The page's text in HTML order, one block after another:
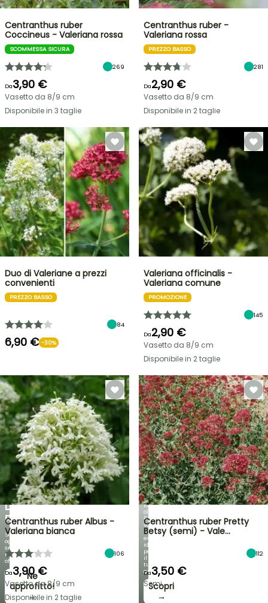
VENDITA
FLASH
FINO
AL
30%
DI
SCONTO
SU
UNA
SELEZIONE
DI
PIANTE!
Scopri
ogni
settimana
nuove
offerte
Ne
approfitto!
→
BULBI
PRIMAVERILI
NOVITÀ:
IRIS
GERMANICA
Ecco
oltre
60
varietà
in
esclusiva,
ideali
per
il
tuo
giardino!
Scopri
→
Centranthus ruber
Coccineus - Valeriana rossa
SCOMMESSA SICURA
269
Da3,90 €
Vasetto da 8/9 cm
Disponibile in 3 taglie
Centranthus ruber -
Valeriana rossa
PREZZO BASSO
281
Da2,90 €
Vasetto da 8/9 cm
Disponibile in 2 taglie
Duo di Valeriane a prezzi
convenienti
PREZZO BASSO
84
6,90 € -30%
Valeriana officinalis -
Valeriana comune
PROMOZIONE
145
Da2,90 €
Vasetto da 8/9 cm
Disponibile in 2 taglie
Centranthus ruber Albus -
Valeriana bianca
106
Da3,90 €
Vasetto da 8/9 cm
Disponibile in 2 taglie
Centranthus ruber Pretty
Betsy (semi) - Vale…
112
Da3,50 €
Semi